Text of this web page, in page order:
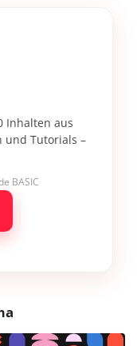
Inhalten aus
und Tutorials –
BASIC